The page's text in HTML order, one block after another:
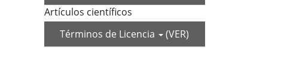
Artículos científicos
Términos de Licencia
(VER)